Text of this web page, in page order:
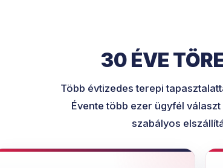
30 ÉVE
Több évtizedes terepi
Évente több ezer ügyfél
szabályos